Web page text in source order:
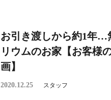
お引き渡しから約1年…
リウムのお家【お客
画】
2020.12.25 スタッフ